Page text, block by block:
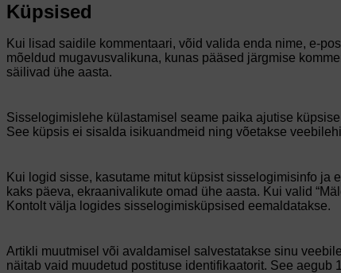
Küpsised
Kui lisad saidile kommentaari, võid valida enda nime, e-
mõeldud mugavusvalikuna, kunas pääsed järgmise
säilivad ühe aasta.
Sisselogimislehe külastamisel seame paika ajutise
See küpsis ei sisalda isikuandmeid ning võetakse
Kui logid sisse, kasutame mitut küpsist sisselogimisinfo
kaks päeva, ekraanivalikute omad ühe aasta. Kui valid
Kontolt välja logides sisselogimisküpsised eemaldatakse.
Artikli muutmisel või avaldamisel salvestatakse sinu
näitab vaid muudetud postituse identifikaatorit. See aegub